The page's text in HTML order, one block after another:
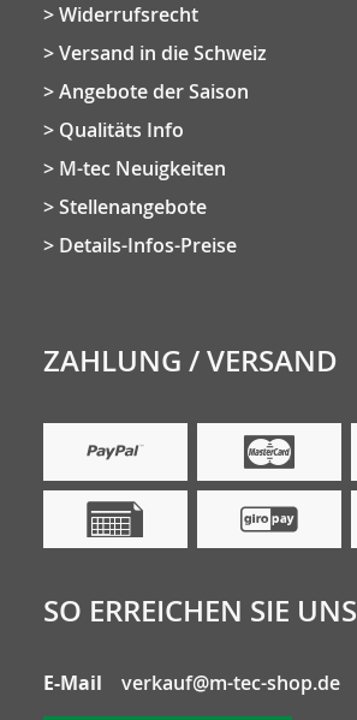
Widerrufsrecht
Versand in die Schweiz
Angebote der Saison
Qualitäts Info
M-tec Neuigkeiten
Stellenangebote
Details-Infos-Preise
ZAHLUNG / VERSAND
SO ERREICHEN SIE UNS
E-Mail verkauf@m-tec-shop.de